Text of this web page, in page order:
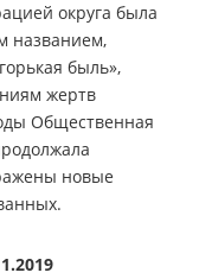
округа была
названием,
быль»,
жертв
Общественная
новые